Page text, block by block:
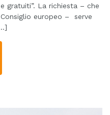
gratuiti”. La richiesta – che
europeo – serve